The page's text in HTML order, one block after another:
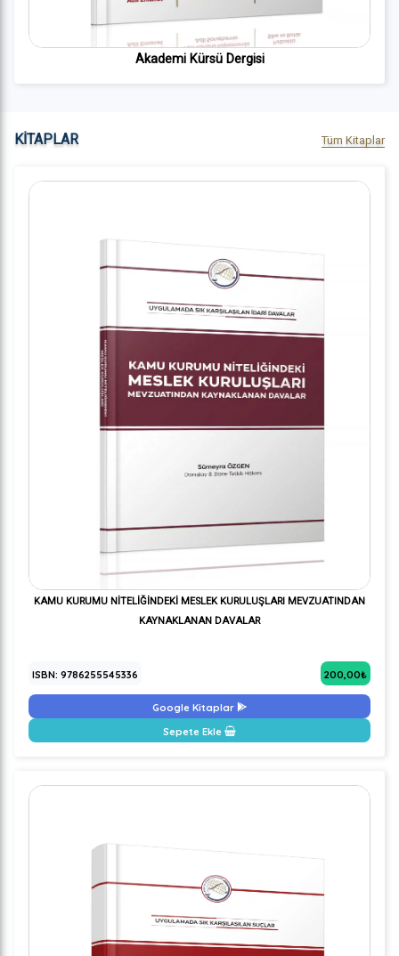
Akademi Kürsü Dergisi
KİTAPLAR Tüm Kitaplar
KAMU KURUMU NİTELİĞİNDEKİ MESLEK KURULUŞLARI MEVZUATINDAN
KAYNAKLANAN DAVALAR
ISBN: 9786255545336 200,00₺
Google Kitaplar
Sepete Ekle